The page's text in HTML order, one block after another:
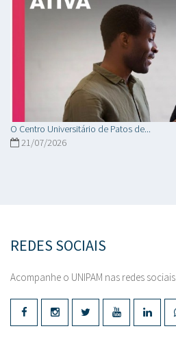
O Centro Universitário de Patos de...
21/07/2026
REDES SOCIAIS
Acompanhe o UNIPAM nas redes sociais.